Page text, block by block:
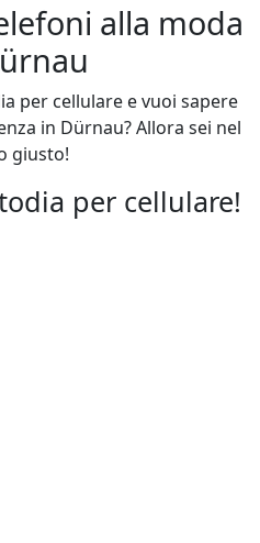
alla moda
per cellulare e vuoi sapere
in Dürnau? Allora sei nel
giusto!
per cellulare!